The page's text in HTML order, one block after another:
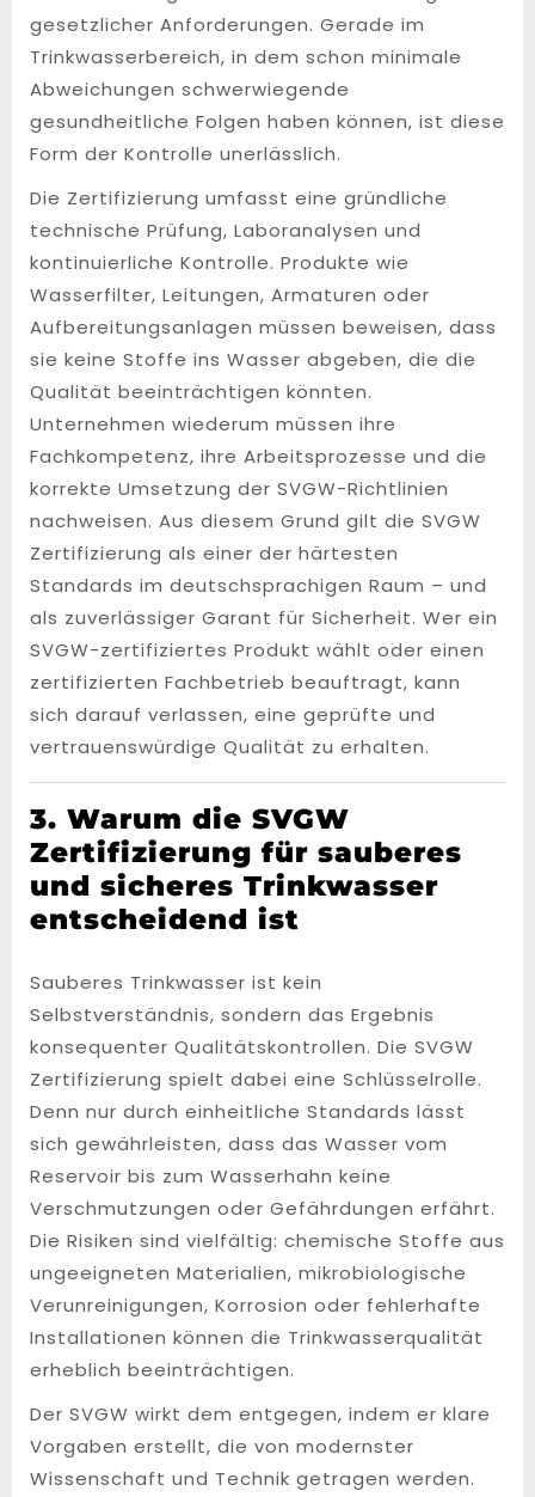
gesetzlicher Anforderungen. Gerade im
Trinkwasserbereich, in dem schon minimale
Abweichungen schwerwiegende
gesundheitliche Folgen haben können, ist diese
Form der Kontrolle unerlässlich.
Die Zertifizierung umfasst eine gründliche
technische Prüfung, Laboranalysen und
kontinuierliche Kontrolle. Produkte wie
Wasserfilter, Leitungen, Armaturen oder
Aufbereitungsanlagen müssen beweisen, dass
sie keine Stoffe ins Wasser abgeben, die die
Qualität beeinträchtigen könnten.
Unternehmen wiederum müssen ihre
Fachkompetenz, ihre Arbeitsprozesse und die
korrekte Umsetzung der SVGW-Richtlinien
nachweisen. Aus diesem Grund gilt die SVGW
Zertifizierung als einer der härtesten
Standards im deutschsprachigen Raum – und
als zuverlässiger Garant für Sicherheit. Wer ein
SVGW-zertifiziertes Produkt wählt oder einen
zertifizierten Fachbetrieb beauftragt, kann
sich darauf verlassen, eine geprüfte und
vertrauenswürdige Qualität zu erhalten.
3. Warum die SVGW
Zertifizierung für sauberes
und sicheres Trinkwasser
entscheidend ist
Sauberes Trinkwasser ist kein
Selbstverständnis, sondern das Ergebnis
konsequenter Qualitätskontrollen. Die SVGW
Zertifizierung spielt dabei eine Schlüsselrolle.
Denn nur durch einheitliche Standards lässt
sich gewährleisten, dass das Wasser vom
Reservoir bis zum Wasserhahn keine
Verschmutzungen oder Gefährdungen erfährt.
Die Risiken sind vielfältig: chemische Stoffe aus
ungeeigneten Materialien, mikrobiologische
Verunreinigungen, Korrosion oder fehlerhafte
Installationen können die Trinkwasserqualität
erheblich beeinträchtigen.
Der SVGW wirkt dem entgegen, indem er klare
Vorgaben erstellt, die von modernster
Wissenschaft und Technik getragen werden.